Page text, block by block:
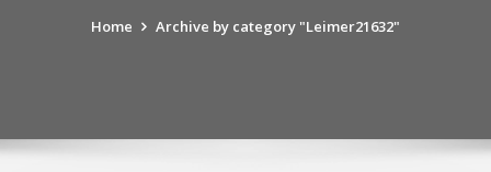
Home Archive by category "Leimer21632"